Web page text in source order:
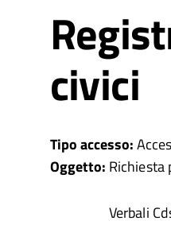
civici
Tipo accesso:
Oggetto:
Verbali